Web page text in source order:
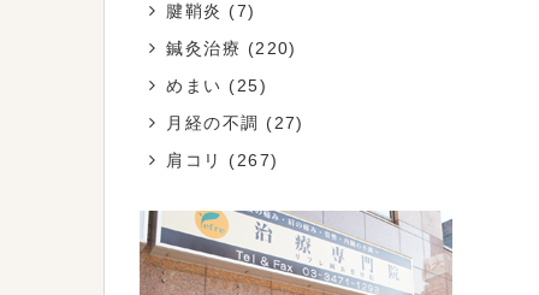
腱鞘炎 (7)
鍼灸治療 (220)
めまい (25)
月経の不調
(27)
肩コリ
(267)